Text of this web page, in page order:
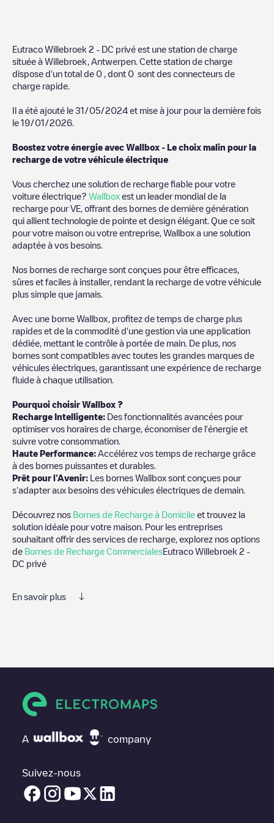
Eutraco Willebroek 2 - DC privé est une station de charge
située à Willebroek Antwerpen . Cette station de charge
dispose d'un total de 0 , dont 0 sont des connecteurs de
charge rapide.
Il a été ajouté le 31/05/2024 et mise à jour pour la dernière fois
le 19/01/2026
Boostez votre énergie avec Wallbox - Le choix malin pour la
recharge de votre véhicule électrique
Vous cherchez une solution de recharge fiable pour votre
voiture électrique? Wallbox est un leader mondial de la
recharge pour VE, offrant des bornes de dernière génération
qui allient technologie de pointe et design élégant. Que ce soit
pour votre maison ou votre entreprise, Wallbox a une solution
adaptée à vos besoins.
Nos bornes de recharge sont conçues pour être efficaces,
sûres et faciles à installer, rendant la recharge de votre véhicule
plus simple que jamais.
Avec une borne Wallbox, profitez de temps de charge plus
rapides et de la commodité d'une gestion via une application
dédiée, mettant le contrôle à portée de main. De plus, nos
bornes sont compatibles avec toutes les grandes marques de
véhicules électriques, garantissant une expérience de recharge
fluide à chaque utilisation.
Pourquoi choisir Wallbox ?
Recharge Intelligente: Des fonctionnalités avancées pour
optimiser vos horaires de charge, économiser de l'énergie et
suivre votre consommation.
Haute Performance: Accélérez vos temps de recharge grâce
à des bornes puissantes et durables.
Prêt pour l'Avenir: Les bornes Wallbox sont conçues pour
s'adapter aux besoins des véhicules électriques de demain.
Découvrez nos Bornes de Recharge à Domicile et trouvez la
solution idéale pour votre maison. Pour les entreprises
souhaitant offrir des services de recharge, explorez nos options
de Bornes de Recharge CommercialesEutraco Willebroek 2 -
DC privé
En savoir plus
électrique la prochaine fois.
dont vous avez besoin, vérifiez en bas de la page le point de
charge le plus proche de chez vous sous "points de charge les
pour véhicules électriques à proximité, ainsi que leur
emplacement dans un parking, en surface et leur distance en
KM.
A company
Suivez-nous